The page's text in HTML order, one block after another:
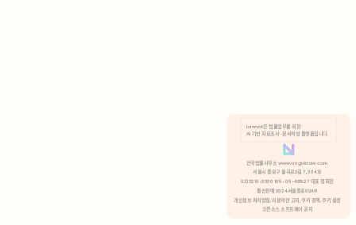
분석 쿠키 허용
Lawvot은 법률업무를 위한
AI 기반 자료조사 · 문서작성 플랫폼입니다.
안국법률사무소 www.anguklaw.com
서울시 종로구 율곡로2길 7, 304호
02)3210-3330 105-05-48527 대표 정희찬
통신판매 2024서울종로0248
개인정보 처리방침, 이용약관 고지, 쿠키 정책, 쿠키 설정
오픈소스 소프트웨어 공지